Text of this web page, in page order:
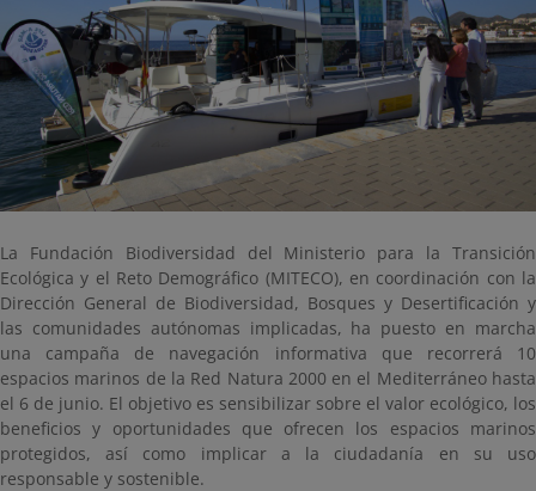
La Fundación Biodiversidad del Ministerio para la Transición
Ecológica y el Reto Demográfico (MITECO), en coordinación con la
Dirección General de Biodiversidad, Bosques y Desertificación y
las comunidades autónomas implicadas, ha puesto en marcha
una campaña de navegación informativa que recorrerá 10
espacios marinos de la Red Natura 2000 en el Mediterráneo hasta
el 6 de junio. El objetivo es sensibilizar sobre el valor ecológico, los
beneficios y oportunidades que ofrecen los espacios marinos
protegidos, así como implicar a la ciudadanía en su uso
responsable y sostenible.